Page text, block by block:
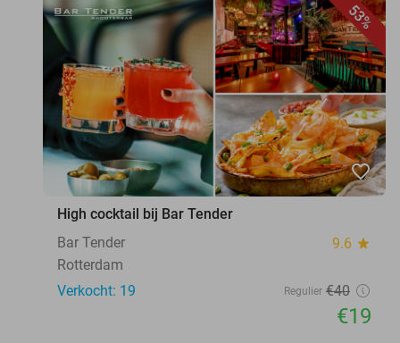
53%
favorite_border
High cocktail bij Bar Tender
Bar Tender
9.6 star
Rotterdam
Verkocht: 19
Regulier €40
€19